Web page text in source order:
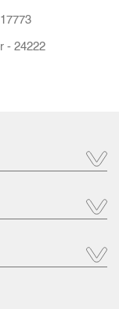
- 24222